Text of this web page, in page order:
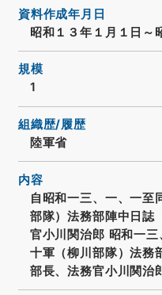
資料作成年月日
昭和１３年１月１日～
規模
1
組織歴/履歴
陸軍省
内容
自昭和一三、一、一至
部隊）法務部陣中日誌
官小川関治郎 昭和一
十軍（柳川部隊）法務
部長、法務官小川関治